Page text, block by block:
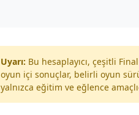
Uyarı: Bu hesaplayıcı, çeşitli
oyun içi sonuçlar, belirli oyun
yalnızca eğitim ve eğlence